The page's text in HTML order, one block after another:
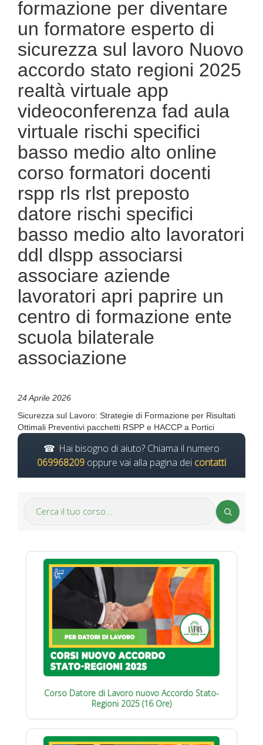
formazione per diventare
un formatore esperto di
sicurezza sul lavoro Nuovo
accordo stato regioni 2025
realtà virtuale app
videoconferenza fad aula
virtuale rischi specifici
basso medio alto online
corso formatori docenti
rspp rls rlst preposto
datore rischi specifici
basso medio alto lavoratori
ddl dlspp associarsi
associare aziende
lavoratori apri paprire un
centro di formazione ente
scuola bilaterale
associazione
24 Aprile 2026
Sicurezza sul Lavoro: Strategie di Formazione per Risultati
Ottimali Preventivi pacchetti RSPP e HACCP a Portici
Hai bisogno di aiuto? Chiama il numero
069968209 oppure vai alla pagina dei contatti
Corso Datore di Lavoro nuovo Accordo Stato-
Regioni 2025 (16 Ore)